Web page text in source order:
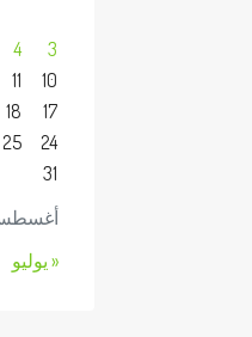
أغسطس
3
4
10
11
17
18
24
25
31
« يوليو